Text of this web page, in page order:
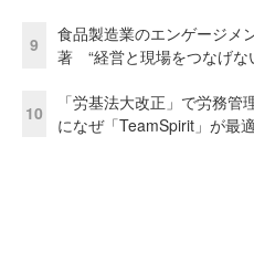
9
食品製造業のエンゲージメ
著 “経営と現場をつなげな
10
「労基法大改正」で労務
になぜ「TeamSpirit」が最